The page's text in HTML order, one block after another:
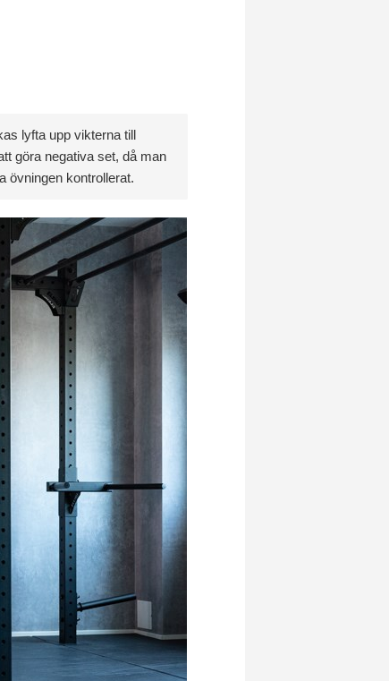
lyfta upp vikterna till
göra negativa set, då man
övningen kontrollerat.